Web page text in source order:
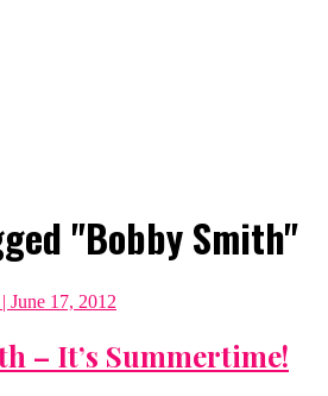
"Bobby Smith"
| June 17, 2012
– It’s Summertime!